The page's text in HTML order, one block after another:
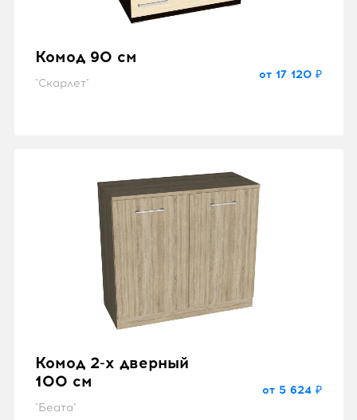
Комод 90 см
"Скарлет"
от 17 120 ₽
Комод 2-х дверный
100 см
"Беата"
от 5 624 ₽